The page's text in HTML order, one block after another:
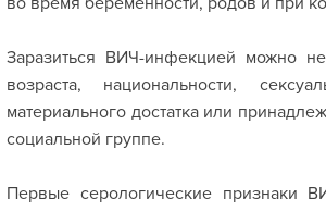
Заразиться ВИЧ-инфекцией можно
возраста, национальности,
материального достатка или
социальной группе.
Первые серологические признаки